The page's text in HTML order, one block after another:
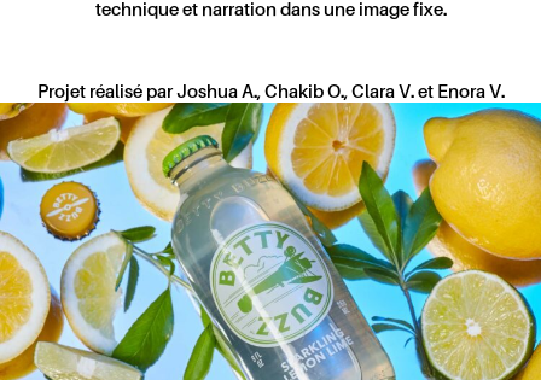
technique et narration dans une image fixe.
Projet réalisé par Joshua A., Chakib O., Clara V. et Enora V.